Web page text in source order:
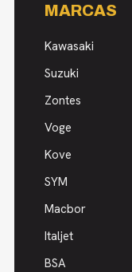
MARCAS
Kawasaki
Suzuki
Zontes
Voge
Kove
SYM
Macbor
Italjet
BSA